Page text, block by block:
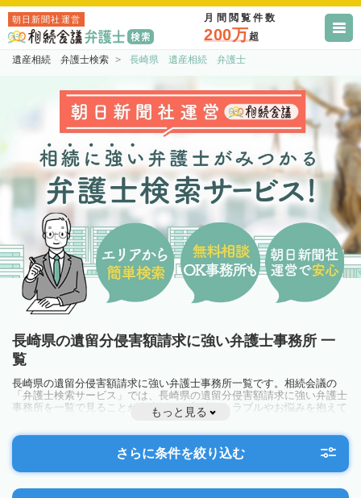
朝日新聞社運営 月間閲覧件数
200万超
遺産相続 弁護士検索 長崎県 遺産相続 弁護士
長崎県の遺留分侵害額請求に強い弁護士事務所 一
覧
長崎県の遺留分侵害額請求に強い弁護士事務所一覧です。相続会議の
「弁護士検索サービス」では、長崎県の遺留分侵害額請求に強い弁護士
事務所を一覧で見ることが出来ます。相続のトラブルやお悩みを抱えて
いる方は一度近隣の弁護士に相談してみましょう。
もっと見る
さらに条件を絞り込む